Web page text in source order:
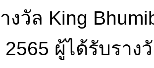
งวัล King
ผู้ได้รับราง